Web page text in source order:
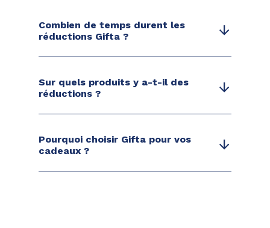
Combien de temps durent les
réductions Gifta ?
arrow_downward
Sur quels produits y a-t-il des
réductions ?
arrow_downward
Pourquoi choisir Gifta pour vos
cadeaux ?
arrow_downward